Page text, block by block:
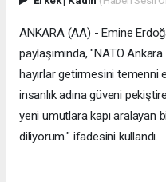
ANKARA (AA) - Emine
paylaşımında, "NATO
hayırlar getirmesini temenni
insanlık adına güveni
yeni umutlara kapı aralayan
diliyorum." ifadesini kullandı.